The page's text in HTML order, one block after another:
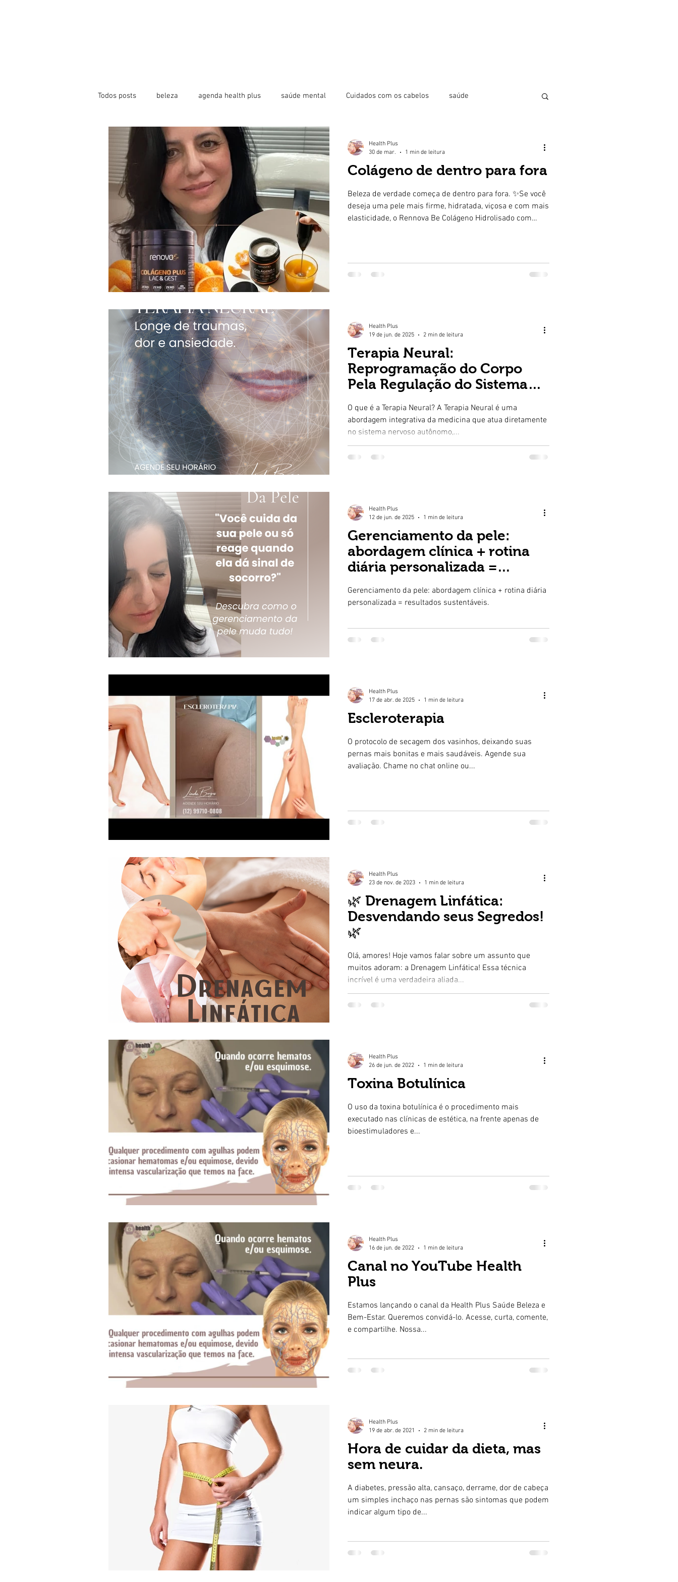
Todos posts beleza agenda health plus saúde mental Cuidados com os cabelos saúde
jato de plasma toxina botulínica beleza toxina botulínica
Revista Digital Health Plus Fios de PDO saúde corporal Bigode Chinês
Colágeno de dentro para fora
Beleza de verdade começa de dentro para fora. ✨Se você
deseja uma pele mais firme, hidratada, viçosa e com mais
elasticidade, o Rennova Be Colágeno Hidrolisado com
Health Plus
30 de mar.
1 min de leitura
Terapia Neural:
Reprogramação do Corpo
Pela Regulação do Sistema
O que é a Terapia Neural? A Terapia Neural é uma
abordagem integrativa da medicina que atua diretamente
no sistema nervoso autônomo,...
Health Plus
19 de jun. de 2025
2 min de leitura
Gerenciamento da pele:
abordagem clínica + rotina
diária personalizada =
Gerenciamento da pele: abordagem clínica + rotina diária
personalizada = resultados sustentáveis.
Health Plus
12 de jun. de 2025
1 min de leitura
Escleroterapia
O protocolo de secagem dos vasinhos, deixando suas
pernas mais bonitas e mais saudáveis. Agende sua
avaliação. Chame no chat online ou...
Health Plus
17 de abr. de 2025
1 min de leitura
🌿 Drenagem Linfática:
Desvendando seus Segredos!
🌿
Olá, amores! Hoje vamos falar sobre um assunto que
muitos adoram: a Drenagem Linfática! Essa técnica
incrível é uma verdadeira aliada...
Health Plus
23 de nov. de 2023
1 min de leitura
Toxina Botulínica
O uso da toxina botulínica é o procedimento mais
executado nas clínicas de estética, na frente apenas de
bioestimuladores e...
Health Plus
26 de jun. de 2022
1 min de leitura
Canal no YouTube Health
Plus
Estamos lançando o canal da Health Plus Saúde Beleza e
Bem-Estar. Queremos convidá-lo. Acesse, curta, comente,
e compartilhe. Nossa...
Health Plus
16 de jun. de 2022
1 min de leitura
Hora de cuidar da dieta, mas
sem neura.
A diabetes, pressão alta, cansaço, derrame, dor de cabeça
um simples inchaço nas pernas são sintomas que podem
indicar algum tipo de...
Health Plus
19 de abr. de 2021
2 min de leitura